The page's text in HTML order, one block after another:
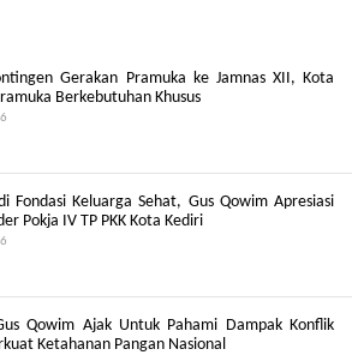
Gerakan Pramuka ke Jamnas XII, Kota
Berkebutuhan Khusus
Fondasi Keluarga Sehat, Gus Qowim Apresiasi
Pokja IV TP PKK Kota Kediri
Qowim Ajak Untuk Pahami Dampak Konflik
Ketahanan Pangan Nasional